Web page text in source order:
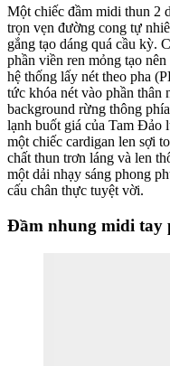
Một chiếc đầm midi thun 2
trọn vẹn đường cong tự
gắng tạo dáng quá cầu kỳ.
phần viền ren mỏng tạo
hệ thống lấy nét theo pha
tức khóa nét vào phần
background rừng thông
lạnh buốt giá của Tam Đảo
một chiếc cardigan len sợi
chất thun trơn láng và len
một dải nhạy sáng phong
cấu chân thực tuyệt vời.
Đầm nhung midi tay